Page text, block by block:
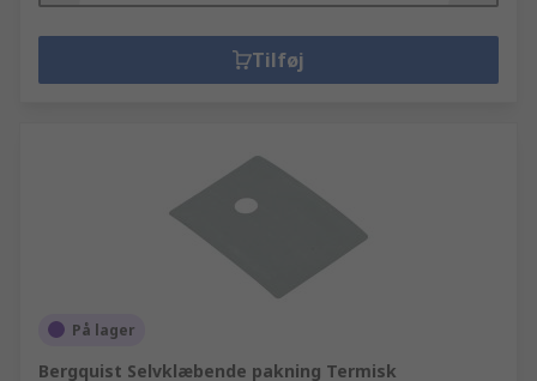
Tilføj
På lager
Bergquist Selvklæbende pakning Termisk